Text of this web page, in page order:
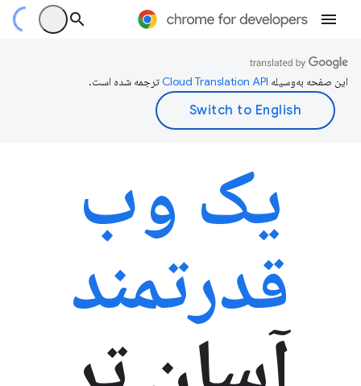
این صفحه به‌وسیله ترجمه شده است.
یک وب
قدرتمند
آسان تر